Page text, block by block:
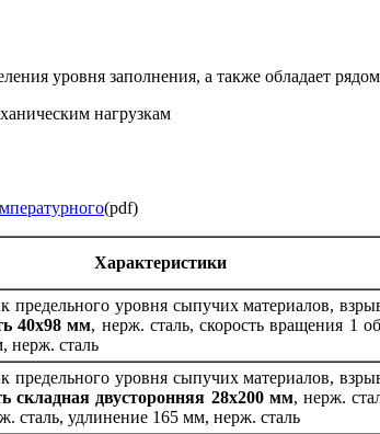
уровня заполнения, а также обладает
нагрузкам
(pdf)
Характеристики
предельного уровня сыпучих материалов,
40х98 мм, нерж. сталь, скорость вращения 1
нерж. сталь
предельного уровня сыпучих материалов,
складная двусторонняя 28х200 мм, нерж.
сталь, удлинение 165 мм, нерж. сталь